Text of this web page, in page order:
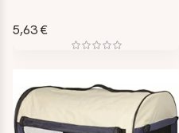
5,63 €